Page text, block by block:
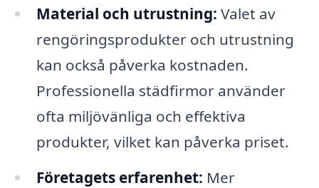
Material och utrustning: Valet av
rengöringsprodukter och utrustning
kan också påverka kostnaden.
Professionella städfirmor använder
ofta miljövänliga och effektiva
produkter, vilket kan påverka priset.
Företagets erfarenhet: Mer